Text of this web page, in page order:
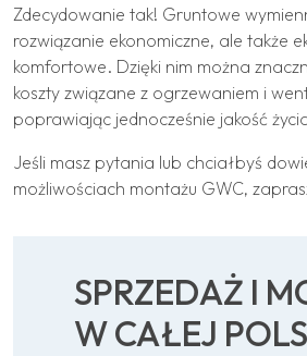
Zdecydowanie tak! Gruntowe
rozwiązanie ekonomiczne, ale także
komfortowe. Dzięki nim można
koszty związane z ogrzewaniem i
poprawiając jednocześnie jakość
Jeśli masz pytania lub chciałbyś
możliwościach montażu GWC,
SPRZEDAŻ I
W CAŁEJ